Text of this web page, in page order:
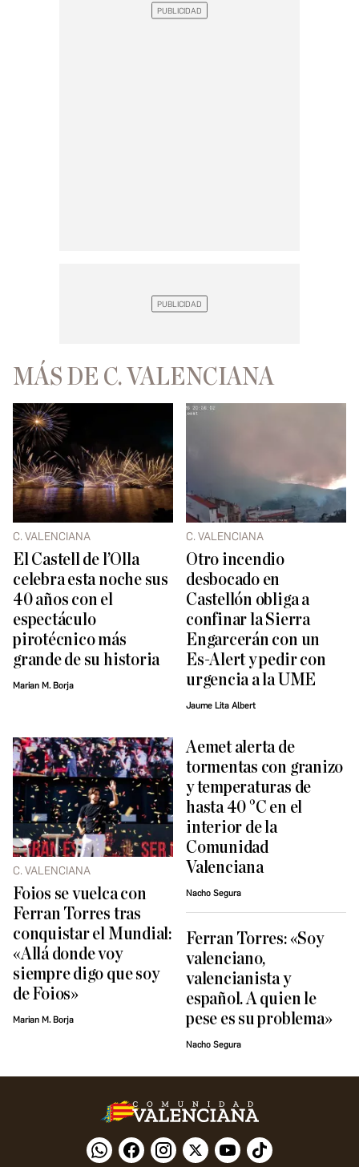
MÁS DE C. VALENCIANA
C. VALENCIANA
El Castell de l’Olla
celebra esta noche sus
40 años con el
espectáculo
pirotécnico más
grande de su historia
Marian M. Borja
C. VALENCIANA
Otro incendio
desbocado en
Castellón obliga a
confinar la Sierra
Engarcerán con un
Es-Alert y pedir con
urgencia a la UME
Jaume Lita Albert
C. VALENCIANA
Foios se vuelca con
Ferran Torres tras
conquistar el Mundial:
«Allá donde voy
siempre digo que soy
de Foios»
Marian M. Borja
Aemet alerta de
tormentas con granizo
y temperaturas de
hasta 40 °C en el
interior de la
Comunidad
Valenciana
Nacho Segura
Ferran Torres: «Soy
valenciano,
valencianista y
español. A quien le
pese es su problema»
Nacho Segura